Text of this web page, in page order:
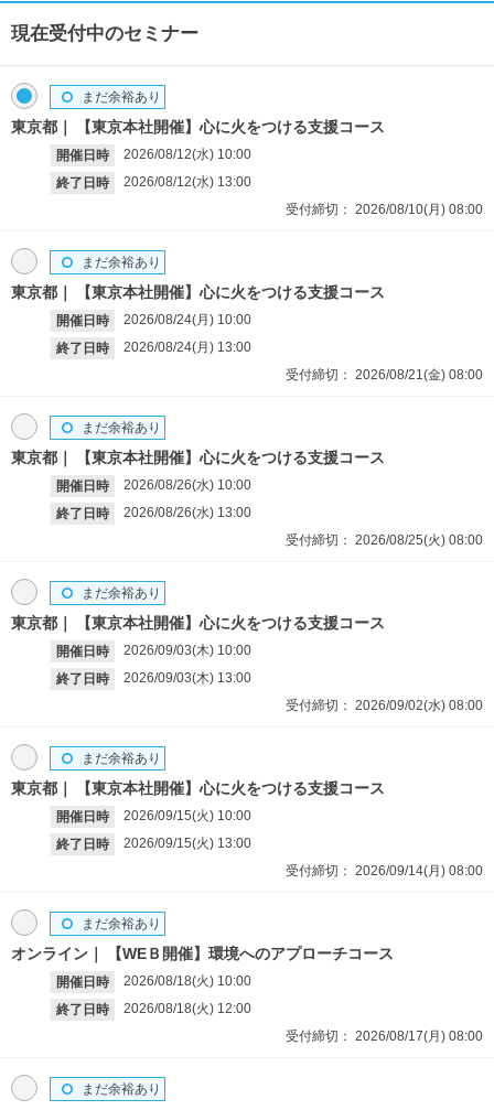
現在受付中のセミナー
東京都 【東京本社開催】心に火をつける支援コース
開催日時 2026/08/12(水) 10:00
終了日時
2026/08/12(水) 13:00
まだ余裕あり
受付締切： 2026/08/10(月) 08:00
東京都 【東京本社開催】心に火をつける支援コース
開催日時 2026/08/24(月) 10:00
終了日時
2026/08/24(月) 13:00
まだ余裕あり
受付締切： 2026/08/21(金) 08:00
東京都 【東京本社開催】心に火をつける支援コース
開催日時 2026/08/26(水) 10:00
終了日時
2026/08/26(水) 13:00
まだ余裕あり
受付締切： 2026/08/25(火) 08:00
東京都 【東京本社開催】心に火をつける支援コース
開催日時 2026/09/03(木) 10:00
終了日時
2026/09/03(木) 13:00
まだ余裕あり
受付締切： 2026/09/02(水) 08:00
東京都 【東京本社開催】心に火をつける支援コース
開催日時 2026/09/15(火) 10:00
終了日時
2026/09/15(火) 13:00
まだ余裕あり
受付締切： 2026/09/14(月) 08:00
オンライン 【WEＢ開催】環境へのアプローチコース
開催日時 2026/08/18(火) 10:00
終了日時
2026/08/18(火) 12:00
まだ余裕あり
受付締切： 2026/08/17(月) 08:00
まだ余裕あり